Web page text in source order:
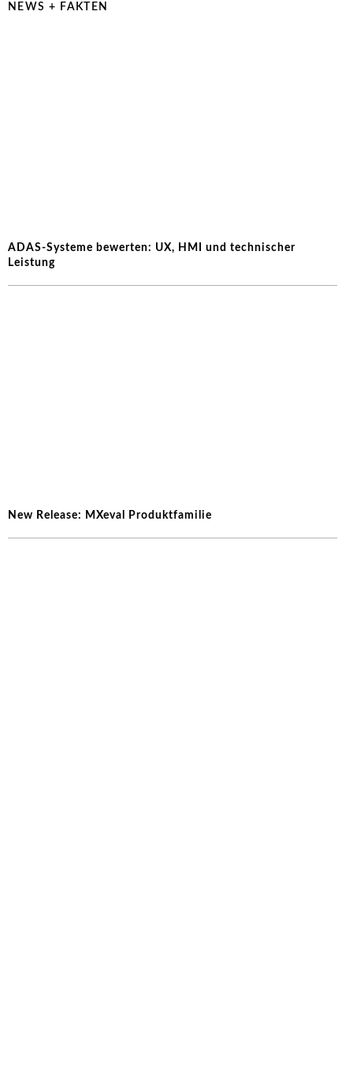
NEWS + FAKTEN
ADAS-Systeme bewerten: UX, HMI und technischer
Leistung
New Release: MXeval Produktfamilie